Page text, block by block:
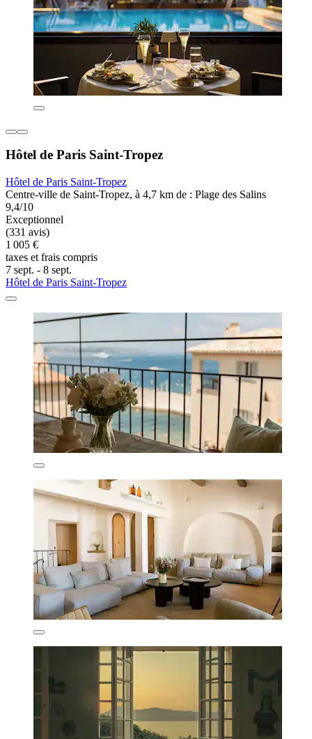
Hôtel de Paris Saint-Tropez
Hôtel de Paris Saint-Tropez
Centre-ville de Saint-Tropez, à 4,7 km de : Plage des Salins
9,4/10
Exceptionnel
(331 avis)
1 005 €
taxes et frais compris
7 sept. - 8 sept.
Hôtel de Paris Saint-Tropez